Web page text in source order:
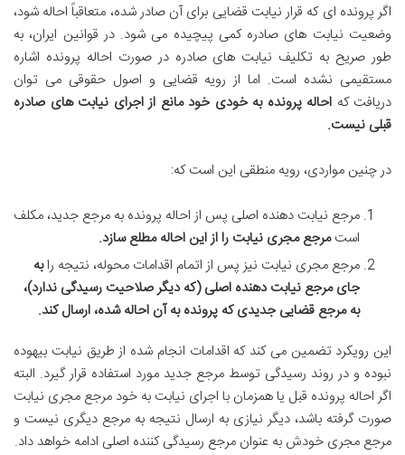
اگر پرونده ای که قرار نیابت قضایی برای آن صادر شده، متعاقباً احاله شود،
وضعیت نیابت های صادره کمی پیچیده می شود. در قوانین ایران، به
طور صریح به تکلیف نیابت های صادره در صورت احاله پرونده اشاره
مستقیمی نشده است. اما از رویه قضایی و اصول حقوقی می توان
دریافت که احاله پرونده به خودی خود مانع از اجرای نیابت های صادره
قبلی نیست.
در چنین مواردی، رویه منطقی این است که:
مرجع نیابت دهنده اصلی پس از احاله پرونده به مرجع جدید، مکلف
استمرجع مجری نیابت را از این احاله مطلع سازد.
مرجع مجری نیابت نیز پس از اتمام اقدامات محوله، نتیجه رابه
جای مرجع نیابت دهنده اصلی (که دیگر صلاحیت رسیدگی ندارد)،
به مرجع قضایی جدیدی که پرونده به آن احاله شده، ارسال کند.
این رویکرد تضمین می کند که اقدامات انجام شده از طریق نیابت بیهوده
نبوده و در روند رسیدگی توسط مرجع جدید مورد استفاده قرار گیرد. البته
اگر احاله پرونده قبل یا همزمان با اجرای نیابت به خود مرجع مجری نیابت
صورت گرفته باشد، دیگر نیازی به ارسال نتیجه به مرجع دیگری نیست و
مرجع مجری خودش به عنوان مرجع رسیدگی کننده اصلی ادامه خواهد داد.